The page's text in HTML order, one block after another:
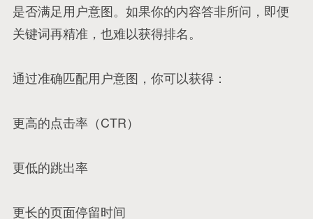
是否满足用户意图。如果你的内容答非所问，即便
关键词再精准，也难以获得排名。
通过准确匹配用户意图，你可以获得：
更高的点击率（CTR）
更低的跳出率
更长的页面停留时间